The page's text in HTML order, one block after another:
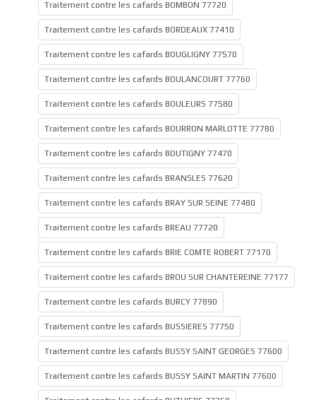
Traitement contre les cafards BOMBON 77720
Traitement contre les cafards BORDEAUX 77410
Traitement contre les cafards BOUGLIGNY 77570
Traitement contre les cafards BOULANCOURT 77760
Traitement contre les cafards BOULEURS 77580
Traitement contre les cafards BOURRON MARLOTTE 77780
Traitement contre les cafards BOUTIGNY 77470
Traitement contre les cafards BRANSLES 77620
Traitement contre les cafards BRAY SUR SEINE 77480
Traitement contre les cafards BREAU 77720
Traitement contre les cafards BRIE COMTE ROBERT 77170
Traitement contre les cafards BROU SUR CHANTEREINE 77177
Traitement contre les cafards BURCY 77890
Traitement contre les cafards BUSSIERES 77750
Traitement contre les cafards BUSSY SAINT GEORGES 77600
Traitement contre les cafards BUSSY SAINT MARTIN 77600